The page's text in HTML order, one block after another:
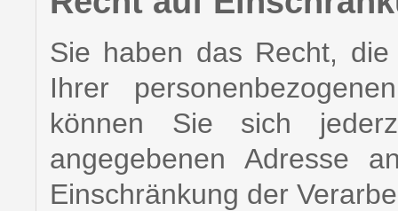
Sie haben das Recht,
Ihrer
können Sie sich
angegebenen Adresse
Einschränkung der